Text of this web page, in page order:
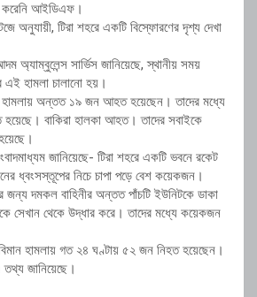
করেনি আইডিএফ।
অনুযায়ী, টিরা শহরে একটি বিস্ফোরণের দৃশ্য দেখা
অ্যাম্বুলেন্স সার্ভিস জানিয়েছে, স্থানীয় সময়
এই হামলা চালানো হয়।
হামলায় অন্তত ১৯ জন আহত হয়েছেন। তাদের মধ্যে
হয়েছে। বাকিরা হালকা আহত। তাদের সবাইকে
জানিয়েছে- টিরা শহরে একটি ভবনে রকেট
ধ্বংসস্তূপের নিচে চাপা পড়ে বেশ কয়েকজন।
জন্য দমকল বাহিনীর অন্তত পাঁচটি ইউনিটকে ডাকা
সেখান থেকে উদ্ধার করে। তাদের মধ্যে কয়েকজন
হামলায় গত ২৪ ঘণ্টায় ৫২ জন নিহত হয়েছেন।
তথ্য জানিয়েছে।